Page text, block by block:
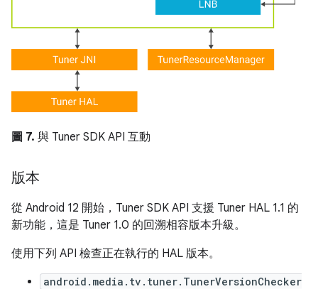
圖 7. 與 Tuner SDK API 互動
版本
從 Android 12 開始，Tuner SDK API 支援 Tuner HAL 1.1 的
新功能，這是 Tuner 1.0 的回溯相容版本升級。
使用下列 API 檢查正在執行的 HAL 版本。
android.media.tv.tuner.TunerVersionChecker